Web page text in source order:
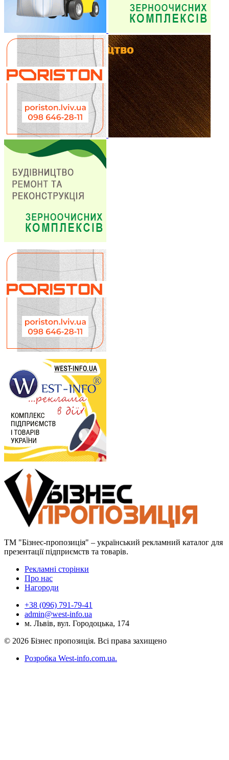
ТМ "Бізнес-пропозиція" – український рекламний каталог для
презентації підприємств та товарів.
Рекламні сторінки
Про нас
Нагороди
+38 (096) 791-79-41
admin@west-info.ua
м. Львів, вул. Городоцька, 174
© 2026 Бізнес пропозиція. Всі права захищено
Розробка West-info.com.ua.